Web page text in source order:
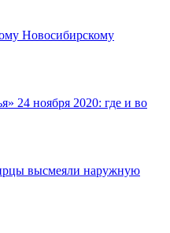
Новосибирскому
24 ноября 2020: где и во
высмеяли наружную